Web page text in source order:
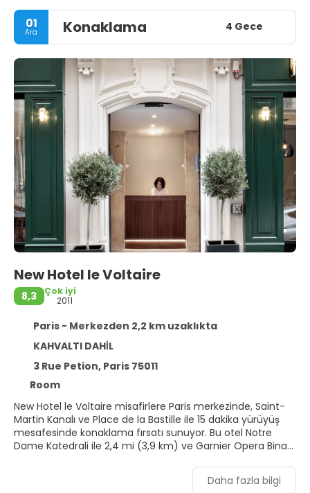
01
Ara Konaklama 4 Gece
New Hotel le Voltaire
8,3
Çok iyi
2011
Paris - Merkezden 2,2 km uzaklıkta
KAHVALTI DAHİL
3 Rue Petion, Paris 75011
Room
New Hotel le Voltaire misafirlere Paris merkezinde, Saint-
Martin Kanalı ve Place de la Bastille ile 15 dakika yürüyüş
mesafesinde konaklama fırsatı sunuyor. Bu otel Notre
Dame Katedrali ile 2,4 mi (3,9 km) ve Garnier Opera Binası
Misafirlerimiz için ücretsiz kablosuz İnternet, bebek bakımı
Daha fazla bilgi